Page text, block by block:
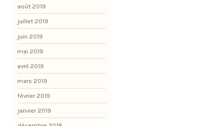
août 2019
juillet 2019
juin 2019
mai 2019
avril 2019
mars 2019
février 2019
janvier 2019